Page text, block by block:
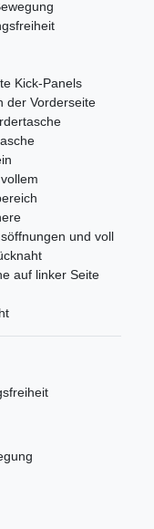
Kick-Panels
der Vorderseite
und voll
auf linker Seite